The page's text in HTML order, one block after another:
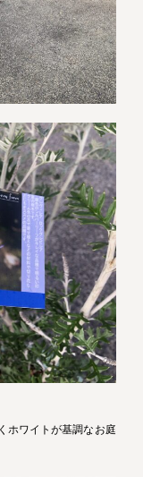
ホワイトが基調なお庭